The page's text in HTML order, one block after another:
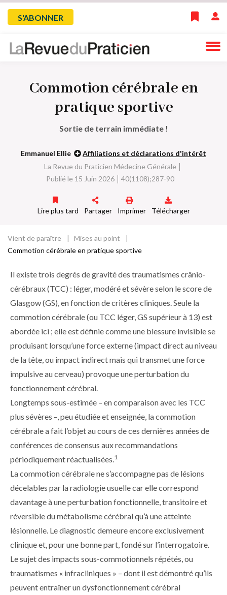
Skip
navigation
Menu
du
l'utilisateur
S'ABONNER
Commotion cérébrale en
pratique sportive
Sortie de terrain immédiate !
Emmanuel Ellie
Affiliations et déclarations d'intérêt
La Revue du Praticien Médecine Générale
Publié le 15 Juin 2026
40(1108);287-90
Lire plus tard Partager Imprimer Télécharger
Fil
d'Ariane
Vient de paraître
Mises au point
Commotion cérébrale en pratique sportive
Il existe trois degrés de gravité des traumatismes crânio-
cérébraux (TCC) : léger, modéré et sévère selon le score de
Glasgow (GS), en fonction de critères cliniques. Seule la
commotion cérébrale (ou TCC léger, GS supérieur à 13) est
abordée ici ; elle est définie comme une blessure invisible se
produisant lorsqu’une force externe (impact direct au niveau
de la tête, ou impact indirect mais qui transmet une force
impulsive au cerveau) provoque une perturbation du
fonctionnement cérébral.
Longtemps sous-estimée – en comparaison avec les TCC
plus sévères –, peu étudiée et enseignée, la commotion
cérébrale a fait l’objet au cours de ces dernières années de
conférences de consensus aux recommandations
périodiquement réactualisées.1
La commotion cérébrale ne s’accompagne pas de lésions
décelables par la radiologie usuelle car elle correspond
davantage à une perturbation fonctionnelle, transitoire et
réversible du métabolisme cérébral qu’à une atteinte
lésionnelle. Le diagnostic demeure encore exclusivement
clinique et, pour une bonne part, fondé sur l’interrogatoire.
Le sujet des impacts sous-commotionnels répétés, ou
traumatismes « infracliniques » – dont il est démontré qu’ils
peuvent entraîner un dysfonctionnement cérébral